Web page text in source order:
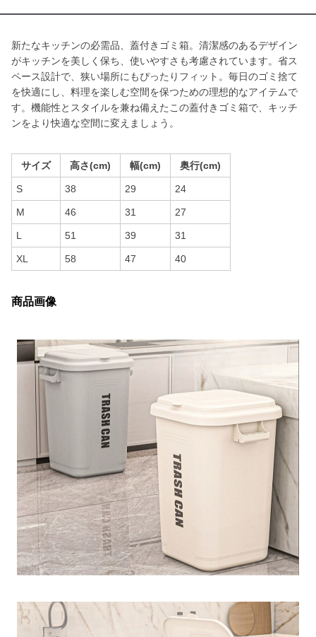
新たなキッチンの必需品、蓋付きゴミ箱。清潔感のあるデザイン
がキッチンを美しく保ち、使いやすさも考慮されています。省ス
ペース設計で、狭い場所にもぴったりフィット。毎日のゴミ捨て
を快適にし、料理を楽しむ空間を保つための理想的なアイテムで
す。機能性とスタイルを兼ね備えたこの蓋付きゴミ箱で、キッチ
ンをより快適な空間に変えましょう。
サイズ 高さ(cm) 幅(cm) 奥行(cm)
S 38 29 24
M 46 31 27
L 51 39 31
XL 58 47 40
商品画像